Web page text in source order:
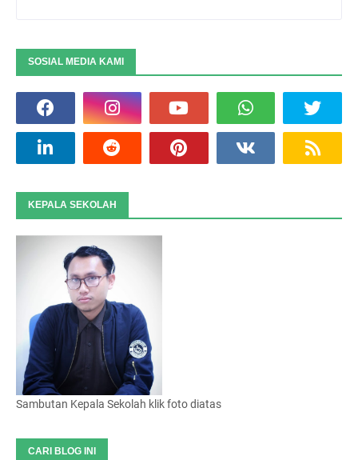
SOSIAL MEDIA KAMI
KEPALA SEKOLAH
Sambutan Kepala Sekolah klik foto diatas
CARI BLOG INI